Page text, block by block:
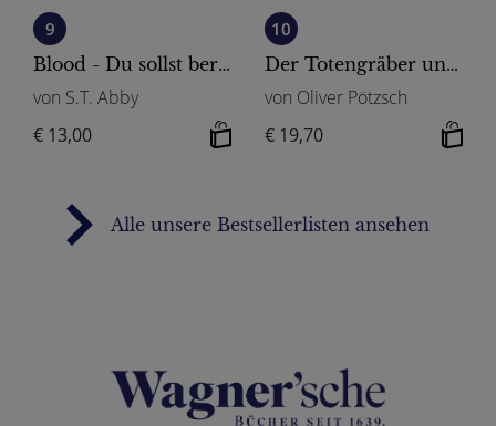
9
Blood - Du sollst bereuen
von S.T. Abby
€ 13,00
10
Der Totengräber und der Orden des Teufels
von Oliver Pötzsch
€ 19,70
Alle unsere Bestsellerlisten ansehen